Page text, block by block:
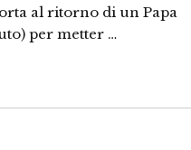
al ritorno di un Papa
per metter …